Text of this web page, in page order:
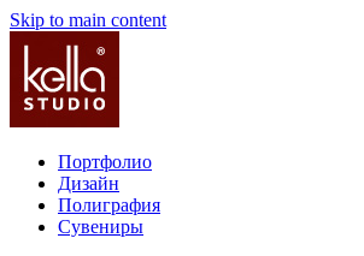
Skip to main content
Портфолио
Дизайн
Полиграфия
Сувениры